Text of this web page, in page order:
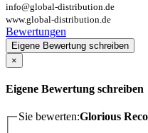
info@global-distribution.de
www.global-distribution.de
Bewertungen
Eigene Bewertung schreiben
×
Eigene Bewertung schreiben
Sie bewerten:Glorious